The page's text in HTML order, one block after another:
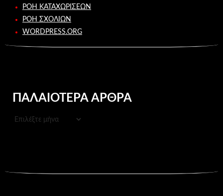
ΡΟΉ ΚΑΤΑΧΩΡΊΣΕΩΝ
ΡΟΉ ΣΧΟΛΊΩΝ
WORDPRESS.ORG
ΠΑΛΑΙΌΤΕΡΑ ΆΡΘΡΑ
ΠΑΛΑΙΌΤΕΡΑ